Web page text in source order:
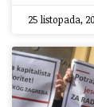
25 listopada,